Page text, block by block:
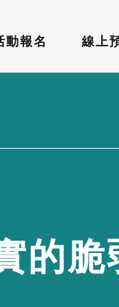
動報名 線上
的脆